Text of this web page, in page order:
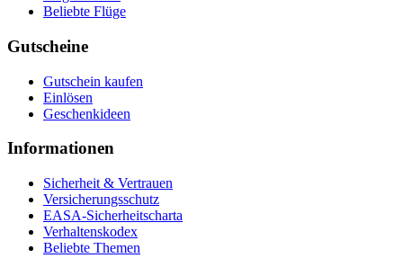
Beliebte Flüge
Gutscheine
Gutschein kaufen
Einlösen
Geschenkideen
Informationen
Sicherheit & Vertrauen
Versicherungsschutz
EASA-Sicherheitscharta
Verhaltenskodex
Beliebte Themen